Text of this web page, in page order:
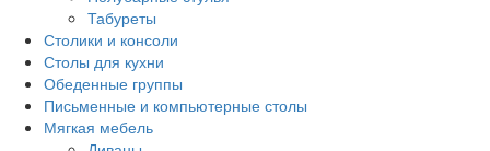
Табуреты
Столики и консоли
Столы для кухни
Обеденные группы
Письменные и компьютерные столы
Мягкая мебель